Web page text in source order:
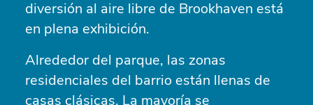
diversión al aire libre de Brookhaven está
en plena exhibición.
Alrededor del parque, las zonas
residenciales del barrio están llenas de
casas clásicas. La mayoría se